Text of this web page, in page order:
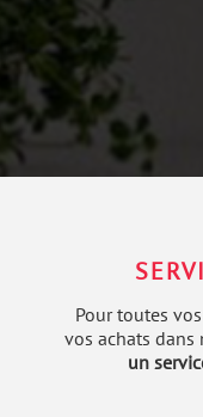
Pour toutes
vos achats dans
un